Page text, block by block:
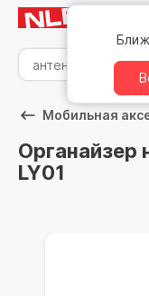
Мобильная
Органайзер
LY01